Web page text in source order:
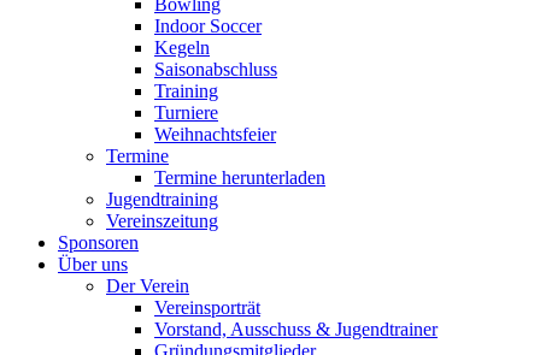
Indoor Soccer
Kegeln
Saisonabschluss
Training
Turniere
Weihnachtsfeier
Termine
Termine herunterladen
Jugendtraining
Vereinszeitung
Sponsoren
Über uns
Der Verein
Vereinsporträt
Vorstand, Ausschuss & Jugendtrainer
Gründungsmitglieder